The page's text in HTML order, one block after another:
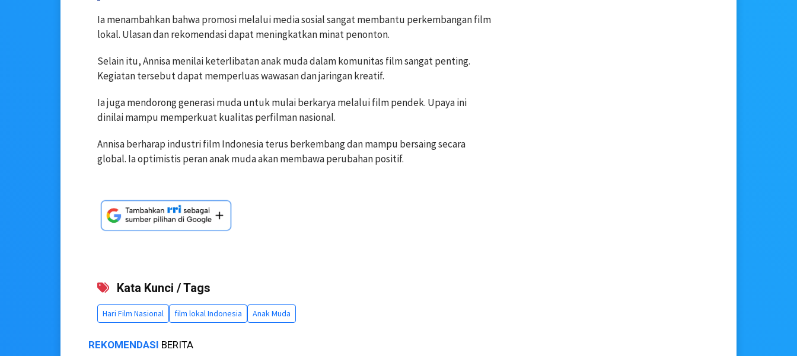
Ia menambahkan bahwa promosi melalui media sosial sangat membantu perkembangan film
lokal. Ulasan dan rekomendasi dapat meningkatkan minat penonton.
Selain itu, Annisa menilai keterlibatan anak muda dalam komunitas film sangat penting.
Kegiatan tersebut dapat memperluas wawasan dan jaringan kreatif.
Ia juga mendorong generasi muda untuk mulai berkarya melalui film pendek. Upaya ini
dinilai mampu memperkuat kualitas perfilman nasional.
Annisa berharap industri film Indonesia terus berkembang dan mampu bersaing secara
global. Ia optimistis peran anak muda akan membawa perubahan positif.
Kata Kunci / Tags
Hari Film Nasional film lokal Indonesia Anak Muda
REKOMENDASI BERITA